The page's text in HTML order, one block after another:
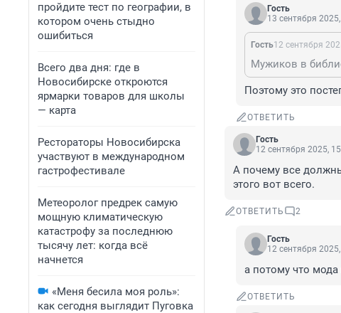
пройдите тест по географии, в
котором очень стыдно
ошибиться
Всего два дня: где в
Новосибирске откроются
ярмарки товаров для школы
— карта
Рестораторы Новосибирска
участвуют в международном
гастрофестивале
Метеоролог предрек самую
мощную климатическую
катастрофу за последнюю
тысячу лет: когда всё
начнется
«Меня бесила моя роль»:
как сегодня выглядит Пуговка
Гость
13 сентября 2025,
Гость12 сентября
Поэтому это
ОТВЕТИТЬ
Гость
12 сентября 2025,
А почему все
этого вот всего.
ОТВЕТИТЬ 2
Гость
12 сентября
а потому что мода
ОТВЕТИТЬ